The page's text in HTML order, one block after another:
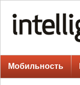
Мобильность